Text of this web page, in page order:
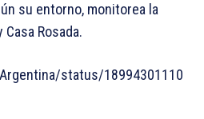
su entorno, monitorea la
Rosada.
status/18994301110